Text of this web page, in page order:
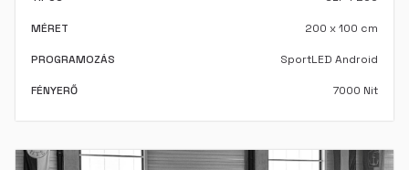
MÉRET 200 x 100 cm
PROGRAMOZÁS SportLED Android
FÉNYERŐ 7000 Nit